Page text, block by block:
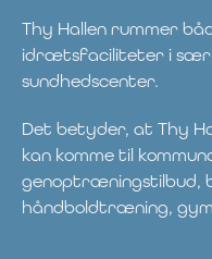
Thy Hallen rummer
idrætsfaciliteter i
sundhedscenter.
Det betyder, at Thy
kan komme til
genoptræningstilbud,
håndboldtræning,